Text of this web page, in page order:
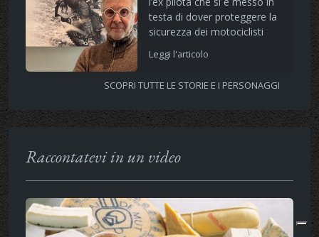
testa di dover proteggere la
sicurezza dei motociclisti
Leggi l'articolo
SCOPRI TUTTE LE STORIE E I PERSONAGGI
Raccontatevi in un video